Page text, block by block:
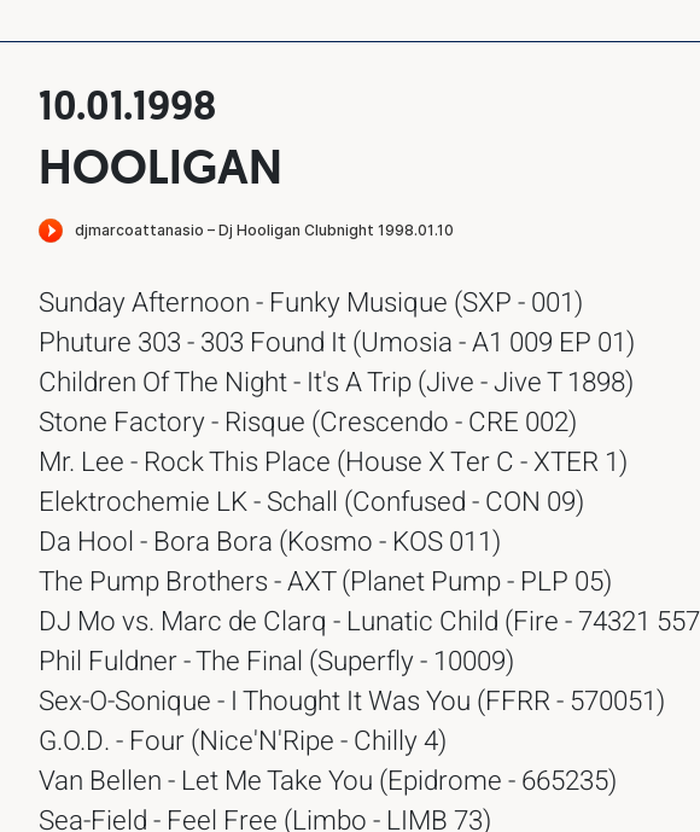
10.01.1998
HOOLIGAN
Sunday Afternoon - Funky Musique (SXP - 001)
Phuture 303 - 303 Found It (Umosia - A1 009 EP 01)
Children Of The Night - It's A Trip (Jive - Jive T 1898)
Stone Factory - Risque (Crescendo - CRE 002)
Mr. Lee - Rock This Place (House X Ter C - XTER 1)
Elektrochemie LK - Schall (Confused - CON 09)
Da Hool - Bora Bora (Kosmo - KOS 011)
The Pump Brothers - AXT (Planet Pump - PLP 05)
DJ Mo vs. Marc de Clarq - Lunatic Child (Fire - 74321
Phil Fuldner - The Final (Superfly - 10009)
Sex-O-Sonique - I Thought It Was You (FFRR - 570051)
G.O.D. - Four (Nice'N'Ripe - Chilly 4)
Van Bellen - Let Me Take You (Epidrome - 665235)
Sea-Field - Feel Free (Limbo - LIMB 73)